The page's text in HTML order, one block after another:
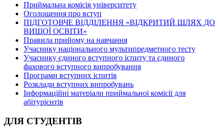
Приймальна комісія університету
Оголошення про вступ
ПІДГОТОВЧЕ ВІДДІЛЕННЯ «ВІДКРИТИЙ ШЛЯХ ДО
ВИЩОЇ ОСВІТИ»
Правила прийому на навчання
Учаснику національного мультипредметного тесту
Учаснику єдиного вступного іспиту та єдиного
фахового вступного випробування
Програми вступних іспитів
Розклади вступних випробувань
Інформаційні матеріали приймальної комісії для
абітурієнтів
ДЛЯ СТУДЕНТІВ